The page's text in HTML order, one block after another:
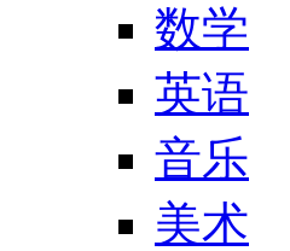
数学
英语
音乐
美术